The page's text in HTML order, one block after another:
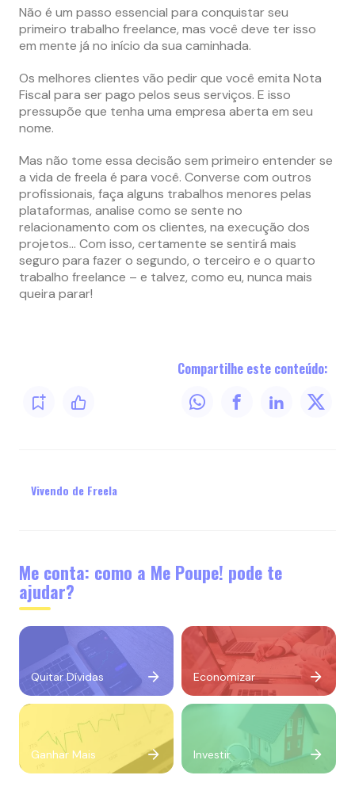
Não é um passo essencial para conquistar seu
primeiro trabalho freelance, mas você deve ter isso
em mente já no início da sua caminhada.
Os melhores clientes vão pedir que você emita Nota
Fiscal para ser pago pelos seus serviços. E isso
pressupõe que tenha uma empresa aberta em seu
nome.
Mas não tome essa decisão sem primeiro entender se
a vida de freela é para você. Converse com outros
profissionais, faça alguns trabalhos menores pelas
plataformas, analise como se sente no
relacionamento com os clientes, na execução dos
projetos… Com isso, certamente se sentirá mais
seguro para fazer o segundo, o terceiro e o quarto
trabalho freelance – e talvez, como eu, nunca mais
queira parar!
Compartilhe este conteúdo:
Vivendo de Freela
Me conta: como a Me Poupe! pode te
ajudar?
Quitar Dívidas Economizar
Ganhar Mais Investir